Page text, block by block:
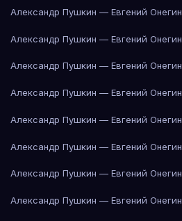
Александр Пушкин — Евгений Онегин
Александр Пушкин — Евгений Онегин
Александр Пушкин — Евгений Онегин
Александр Пушкин — Евгений Онегин
Александр Пушкин — Евгений Онегин
Александр Пушкин — Евгений Онегин
Александр Пушкин — Евгений Онегин
Александр Пушкин — Евгений Онегин